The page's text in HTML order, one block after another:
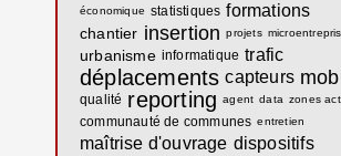
économique statistiques formations
chantier insertion projets
urbanisme informatique trafic
déplacements capteurs
qualité reporting agent data zones
communauté de communes entretien
maîtrise d'ouvrage dispositifs